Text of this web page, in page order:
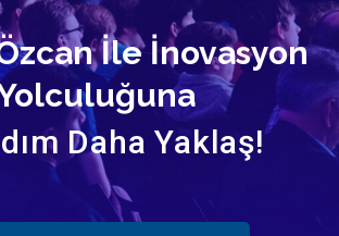
İle İnovasyon
Daha Yaklaş!